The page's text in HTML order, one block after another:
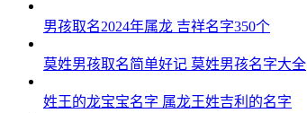
男孩取名2024年属龙 吉祥名字350个
莫姓男孩取名简单好记 莫姓男孩名字大全
姓王的龙宝宝名字 属龙王姓吉利的名字